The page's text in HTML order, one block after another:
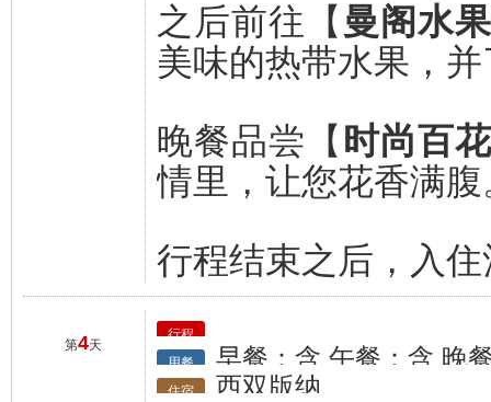
之后前往【 曼阁水
美味的热带水果，
晚餐品尝【 时尚百
情里，让您花香满腹
行程结束之后，入
第4天
行程
用餐
早餐：含 午餐：含 晚
住宿 西双版纳